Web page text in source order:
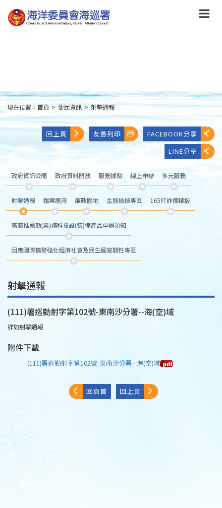
到
主
:::
現在位置： 首頁 > 便民資訊 > 射擊通報
回上頁 友善列印
FACEBOOK分享
LINE分享
政府資訊公開 政府資料開放 服務據點 線上申辦 多元服務
射擊通報 檔案應用 廉政園地 生態檢核專區 165打詐儀錶板
廠商推薦勤(業)務科技設(裝)備產品申辦須知
因應國際情勢強化經濟社會及民生國安韌性專區
射擊通報
(111)署巡勤射字第102號-東南沙分署--海(空)域
詳如射擊通報
附件下載
(111)署巡勤射字第102號-東南沙分署--海(空)域
回頁首 回上頁